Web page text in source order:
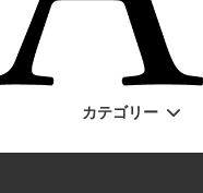
カテゴリー